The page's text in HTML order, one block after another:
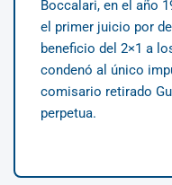
Boccalari, en el año
el primer juicio por
beneficio del 2×1 a
condenó al único
comisario retirado
perpetua.